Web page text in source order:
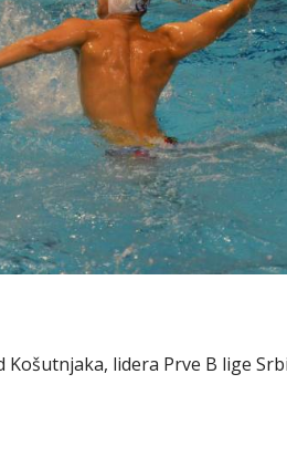
lidera Prve B lige